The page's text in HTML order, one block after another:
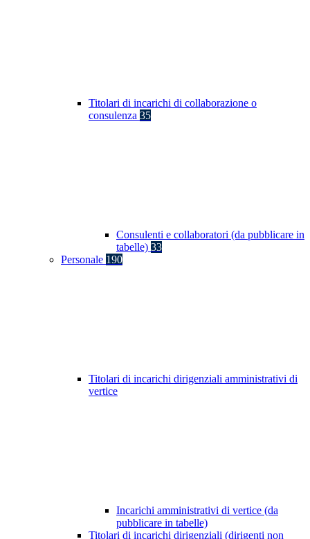
Titolari di incarichi di collaborazione o
consulenza 35
Consulenti e collaboratori (da pubblicare in
tabelle) 33
Personale 190
Titolari di incarichi dirigenziali amministrativi di
vertice
Incarichi amministrativi di vertice (da
pubblicare in tabelle)
Titolari di incarichi dirigenziali (dirigenti non